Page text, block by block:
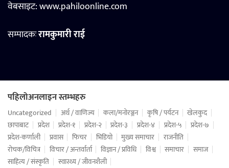
वेबसाइट:www.pahiloonline.com
सम्पादकःरामकुमारी राई
पहिलोअनलाइन स्तम्भहरु
Uncategorized अर्थ / वाणिज्य कला/मनोरञ्जन कृषि / पर्यटन
खेलकुद
छापाबाट
प्रदेश प्रदेश-१ प्रदेश-२ प्रदेश-३ प्रदेश-४ प्रदेश-५
प्रदेश-७
प्रदेश-कर्णाली
प्रवास फिचर भिडियो मुख्य समाचार
राजनीति
रोचक/विचित्र
विचार / अन्तर्वार्ता विज्ञान / प्रविधि विश्व समाचार
समाज
साहित्य / संस्कृति
स्वास्थ्य / जीवनशैली